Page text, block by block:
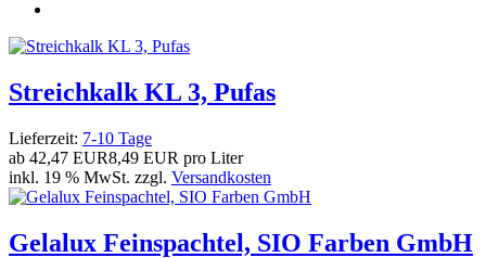
Streichkalk KL 3, Pufas
Lieferzeit: 7-10 Tage
ab 42,47 EUR8,49 EUR pro Liter
inkl. 19 % MwSt. zzgl. Versandkosten
Gelalux Feinspachtel, SIO Farben GmbH